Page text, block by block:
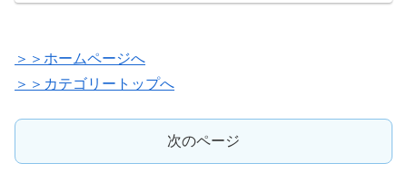
＞＞ホームページへ
＞＞カテゴリートップへ
次のページ